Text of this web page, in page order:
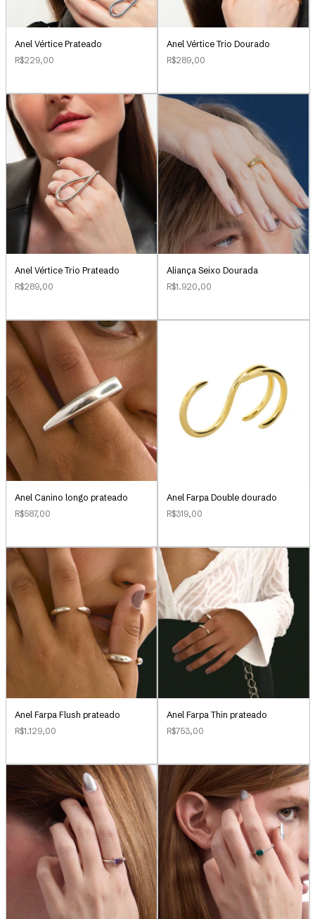
Anel Vértice Prateado
R$229,00
Anel Vértice Trio Dourado
R$289,00
Anel Vértice Trio Prateado
R$289,00
Aliança Seixo Dourada
R$1.920,00
Anel Canino longo prateado
R$587,00
Anel Farpa Double dourado
R$319,00
Anel Farpa Flush prateado
R$1.129,00
Anel Farpa Thin prateado
R$753,00